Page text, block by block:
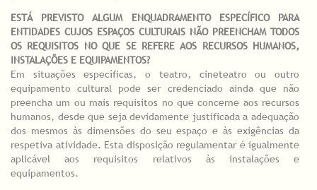
ESTÁ PREVISTO ALGUM ENQUADRAMENTO ESPECÍFICO PARA
ENTIDADES CUJOS ESPAÇOS CULTURAIS NÃO PREENCHAM TODOS
OS REQUISITOS NO QUE SE REFERE AOS RECURSOS HUMANOS,
INSTALAÇÕES E EQUIPAMENTOS?
Em situações específicas, o teatro, cineteatro ou outro
equipamento cultural pode ser credenciado ainda que não
preencha um ou mais requisitos no que concerne aos recursos
humanos, desde que seja devidamente justificada a adequação
dos mesmos às dimensões do seu espaço e às exigências da
respetiva atividade. Esta disposição regulamentar é igualmente
aplicável aos requisitos relativos às instalações e
equipamentos.